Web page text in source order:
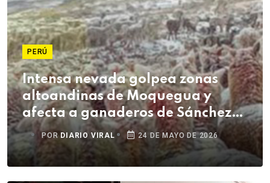
PERÚ
Intensa nevada golpea zonas
altoandinas de Moquegua y
afecta a ganaderos de Sánchez
Cerro
POR DIARIO VIRAL 24 DE MAYO DE 2026